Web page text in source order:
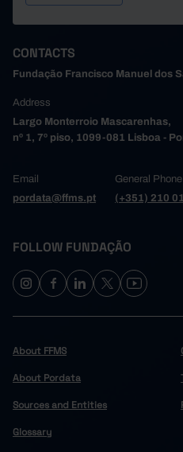
CONTACTS
Fundação Francisco Manuel dos
Address
Largo Monterroio Mascarenhas,
nº 1, 7º piso, 1099-081 Lisboa -
Email
pordata@ffms.pt
General Phone
(+351) 210
FOLLOW FUNDAÇÃO
About FFMS
About Pordata
Sources and Entities
Glossary